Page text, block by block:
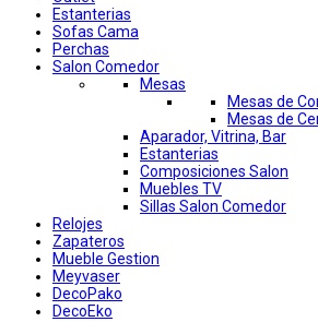
Estanterias
Sofas Cama
Perchas
Salon Comedor
Mesas
Mesas de
Mesas de
Aparador, Vitrina, Bar
Estanterias
Composiciones Salon
Muebles TV
Sillas Salon Comedor
Relojes
Zapateros
Mueble Gestion
Meyvaser
DecoPako
DecoEko